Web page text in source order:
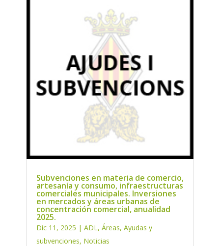
Subvenciones en materia de comercio,
artesanía y consumo, infraestructuras
comerciales municipales. Inversiones
en mercados y áreas urbanas de
concentración comercial, anualidad
2025.
Dic 11, 2025 | ADL, Áreas, Ayudas y
subvenciones, Noticias